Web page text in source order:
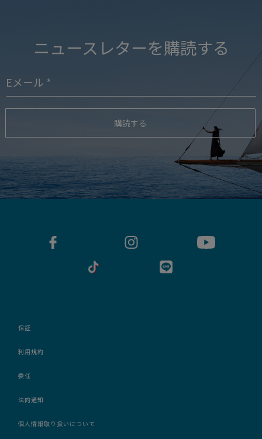
ニュースレターを購読する
購読する
保証
利用規約
委任
法的通知
個人情報取り扱いについて